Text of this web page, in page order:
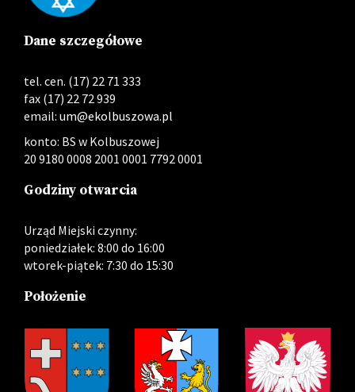
Dane szczegółowe
tel. cen. (17) 22 71 333
fax (17) 22 72 939
email: um@ekolbuszowa.pl
konto: BS w Kolbuszowej
20 9180 0008 2001 0001 7792 0001
Godziny otwarcia
Urząd Miejski czynny:
poniedziałek: 8:00 do 16:00
wtorek-piątek: 7:30 do 15:30
Położenie